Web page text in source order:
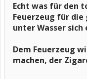
Echt was für den
Feuerzeug für die
unter Wasser
Dem Feuerzeug
machen, der